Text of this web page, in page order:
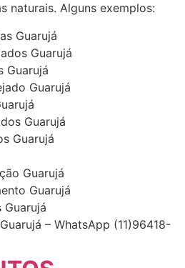
naturais. Alguns exemplos:
Guarujá
Guarujá
Guarujá
Guarujá
Guarujá
Guarujá
Guarujá
Guarujá
Guarujá
– WhatsApp (11)96418-